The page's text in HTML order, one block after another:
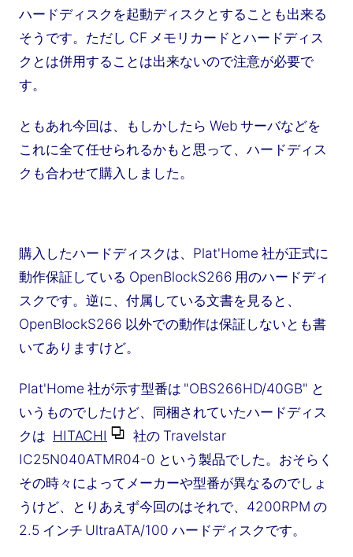
ハードディスクを起動ディスクとすることも出来る
そうです。ただし CF メモリカードとハードディス
クとは併用することは出来ないので注意が必要で
す。
ともあれ今回は、もしかしたら Web サーバなどを
これに全て任せられるかもと思って、ハードディス
クも合わせて購入しました。
購入したハードディスクは、Plat'Home 社が正式に
動作保証している OpenBlockS266 用のハードディ
スクです。逆に、付属している文書を見ると、
OpenBlockS266 以外での動作は保証しないとも書
いてありますけど。
Plat'Home 社が示す型番は "OBS266HD/40GB" と
いうものでしたけど、同梱されていたハードディス
クは HITACHI
社の Travelstar
IC25N040ATMR04-0 という製品でした。おそらく
その時々によってメーカーや型番が異なるのでしょ
うけど、とりあえず今回のはそれで、4200RPM の
2.5 インチ UltraATA/100 ハードディスクです。